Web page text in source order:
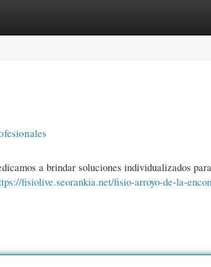
a brindar soluciones individualizados
fisiolive.seorankia.net/fisio-arroyo-de-la-